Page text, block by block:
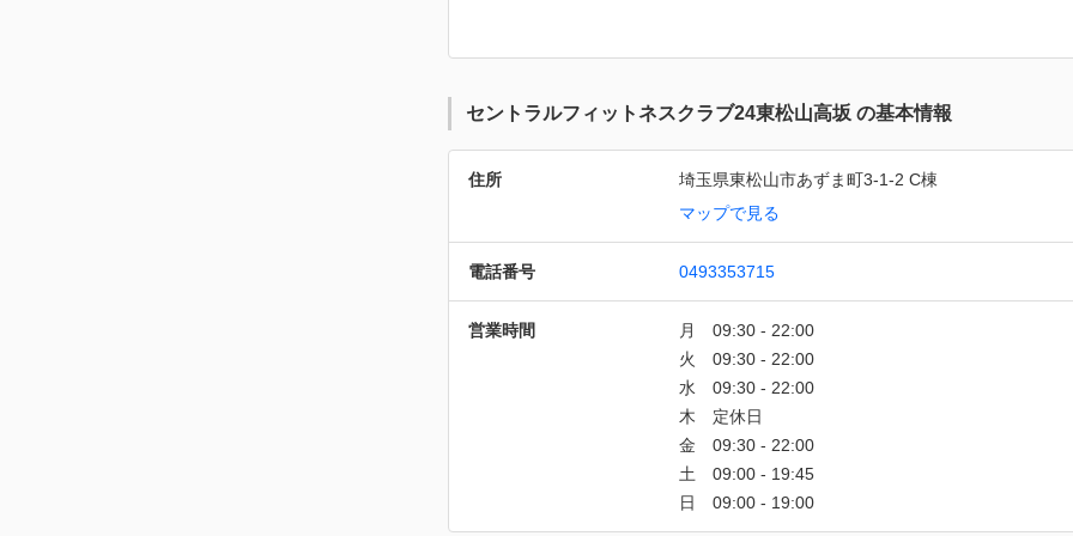
セントラルフィットネスクラブ24東松山高坂 の基本情報
住所
埼玉県東松山市あずま町3-1-2 C棟
マップで見る
電話番号 0493353715
営業時間